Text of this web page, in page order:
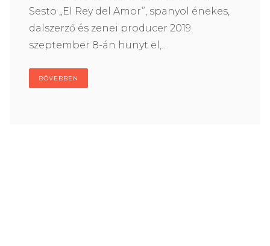
Sesto „El Rey del Amor”, spanyol énekes,
dalszerző és zenei producer 2019.
szeptember 8-án hunyt el,...
BŐVEBBEN